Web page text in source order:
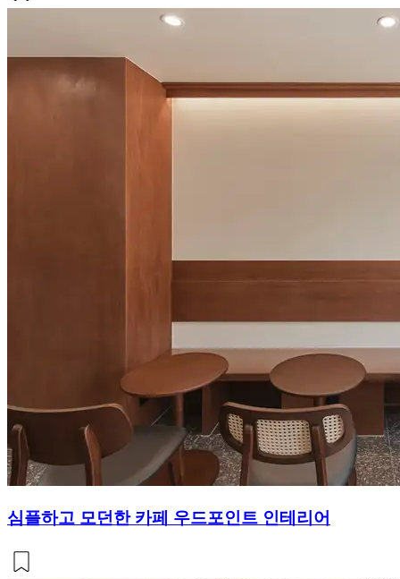
심플하고 모던한 카페 우드포인트 인테리어